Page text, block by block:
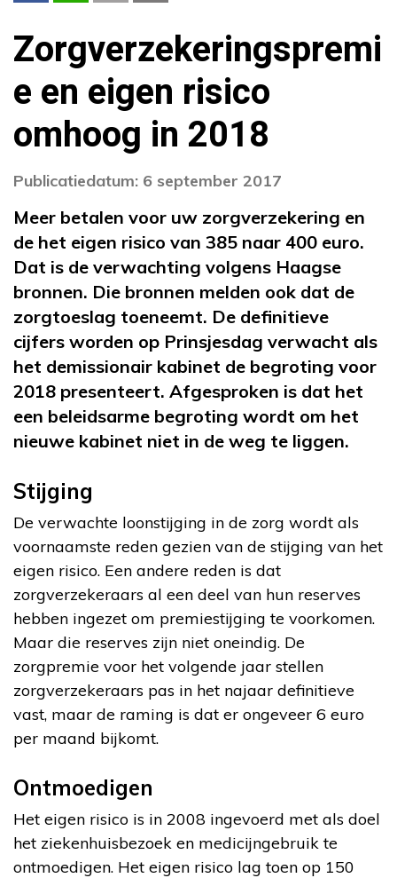
Zorgverzekeringspremi
e en eigen risico
omhoog in 2018
Publicatiedatum: 6 september 2017
Meer betalen voor uw zorgverzekering en
de het eigen risico van 385 naar 400 euro.
Dat is de verwachting volgens Haagse
bronnen. Die bronnen melden ook dat de
zorgtoeslag toeneemt. De definitieve
cijfers worden op Prinsjesdag verwacht als
het demissionair kabinet de begroting voor
2018 presenteert. Afgesproken is dat het
een beleidsarme begroting wordt om het
nieuwe kabinet niet in de weg te liggen.
Stijging
De verwachte loonstijging in de zorg wordt als
voornaamste reden gezien van de stijging van het
eigen risico. Een andere reden is dat
zorgverzekeraars al een deel van hun reserves
hebben ingezet om premiestijging te voorkomen.
Maar die reserves zijn niet oneindig. De
zorgpremie voor het volgende jaar stellen
zorgverzekeraars pas in het najaar definitieve
vast, maar de raming is dat er ongeveer 6 euro
per maand bijkomt.
Ontmoedigen
Het eigen risico is in 2008 ingevoerd met als doel
het ziekenhuisbezoek en medicijngebruik te
ontmoedigen. Het eigen risico lag toen op 150